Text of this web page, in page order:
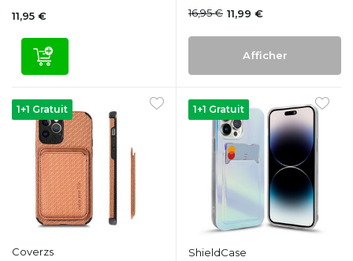
11,95 €
16,95 € 11,99 €
Afficher
1+1 Gratuit
Coverzs
1+1 Gratuit
ShieldCase